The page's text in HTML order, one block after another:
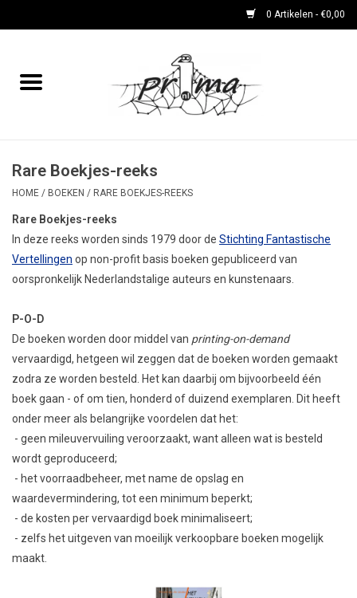
0 Artikelen - €0,00
Home
DVD's en CD's
Rare Dingetjes-reeks
Rare Boekjes-reeks
HOME / BOEKEN / RARE BOEKJES-REEKS
Rare Boekjes-reeks
In deze reeks worden sinds 1979 door de Stichting Fantastische
Vertellingen op non-profit basis boeken gepubliceerd van
oorspronkelijk Nederlandstalige auteurs en kunstenaars.
P-O-D
De boeken worden door middel van printing-on-demand
vervaardigd, hetgeen wil zeggen dat de boeken worden gemaakt
zodra ze worden besteld. Het kan daarbij om bijvoorbeeld één
boek gaan - of om tien, honderd of duizend exemplaren. Dit heeft
onder meer als belangrijke voordelen dat het:
- geen mileuvervuiling veroorzaakt, want alleen wat is besteld
wordt geproduceerd;
- het voorraadbeheer, met name de opslag en
waardevermindering, tot een minimum beperkt;
- de kosten per vervaardigd boek minimaliseert;
- zelfs het uitgeven van moeilijk verkoopbare boeken mogelijk
maakt.